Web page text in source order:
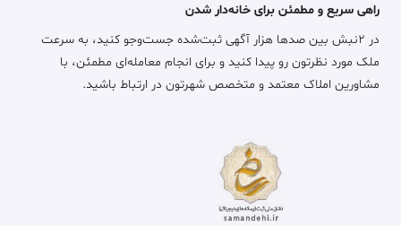
راهی سریع و مطمئن برای خانه‌دار شدن
در ۲نبش بین صدها هزار آگهی ثبت‌شده جست‌وجو کنید، به سرعت
ملک مورد نظرتون رو پیدا کنید و برای انجام معامله‌ای مطمئن، با
مشاورین املاک معتمد و متخصص شهرتون در ارتباط باشید.